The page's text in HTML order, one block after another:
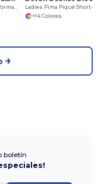
Ladies DRYTEC20 Performance Polo
+14 Colores
boletín